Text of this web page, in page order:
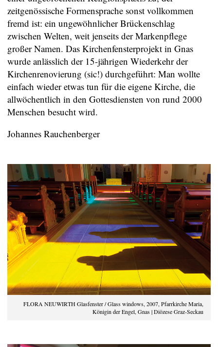
zeitgenössische Formensprache sonst vollkommen
fremd ist: ein ungewöhnlicher Brückenschlag
zwischen Welten, weit jenseits der Markenpflege
großer Namen. Das Kirchenfensterprojekt in Gnas
wurde anlässlich der 15-jährigen Wiederkehr der
Kirchenrenovierung (sic!) durchgeführt: Man wollte
einfach wieder etwas tun für die eigene Kirche, die
allwöchentlich in den Gottesdiensten von rund 2000
Menschen besucht wird.
Johannes Rauchenberger
FLORA NEUWIRTH Glasfenster / Glass windows, 2007, Pfarrkirche Maria,
Königin der Engel, Gnas | Diözese Graz-Seckau